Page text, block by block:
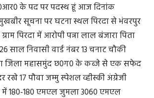
के पद पर पदस्थ हूं आज दिनांक
सूचना पर घटना स्थल पिरदा से भंवरपुर
पिरदा में आरोपी पन्ना लाल बंजारा पिता
साल निवासी वार्ड नंबर 13 चनाट चौकी
जिला महासमुंद छ0ग0 के कब्जे से एक सफेद
रखे 17 पौवा जम्मु स्पेशल व्हीस्की अंग्रेजी
में 180-180 एमएल जुमला 3060 एमएल